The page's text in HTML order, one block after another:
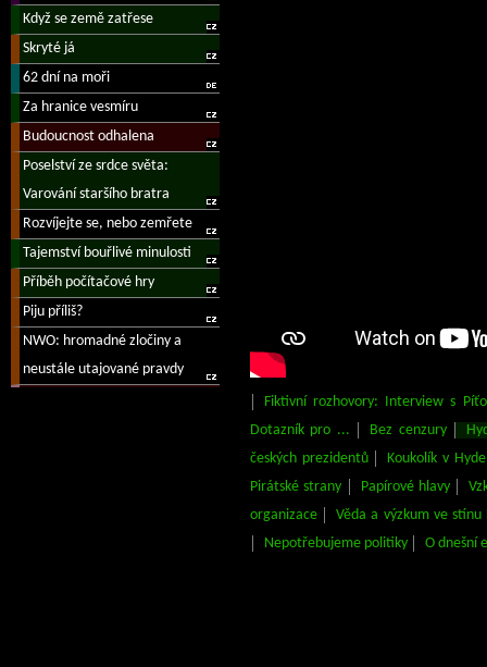
Fiktivní rozhovory: Interview s
Dotazník pro ...
Bez cenzury
českých prezidentů
Koukolík v
Pirátské strany
Papírové hlavy
organizace
Věda a výzkum ve stínu
Nepotřebujeme politiky
O dnešní